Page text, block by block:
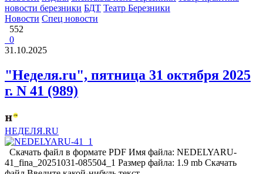
новости березники БДТ Театр Березники
Новости Спец новости
552
0
31.10.2025
"Неделя.ru", пятница 31 октября 2025
г. N 41 (989)
НЕДЕЛЯ.RU
Скачать файл в формате PDF Имя файла: NEDELYARU-
41_fina_20251031-085504_1 Размер файла: 1.9 mb Скачать